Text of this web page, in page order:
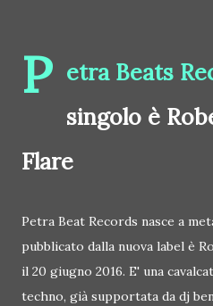
P etra Beats
singolo è
Flare
Petra Beat Records nasce a
pubblicato dalla nuova label è
il 20 giugno 2016. E' una
techno, già supportata da dj